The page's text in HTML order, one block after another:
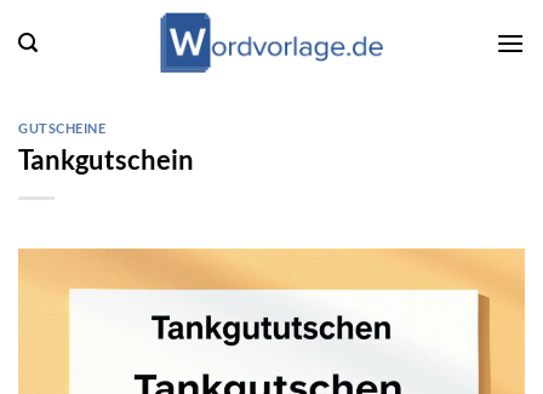
Inhalt
GUTSCHEINE
Tankgutschein